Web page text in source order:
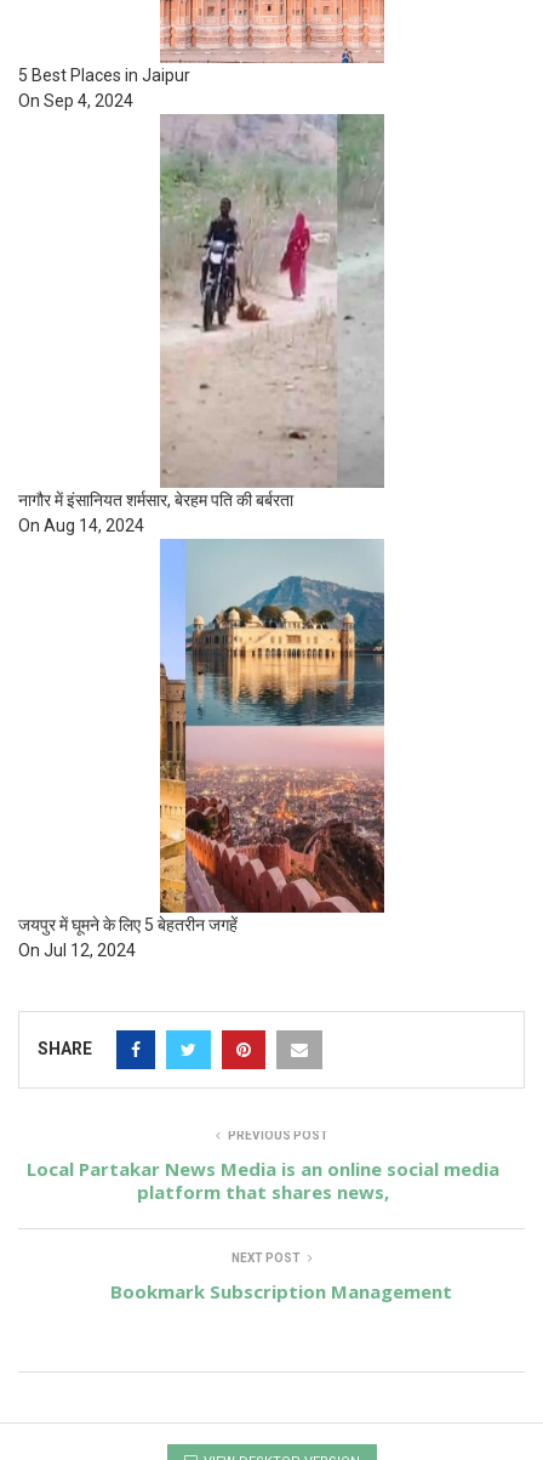
5 Best Places in Jaipur
On Sep 4, 2024
नागौर में इंसानियत शर्मसार, बेरहम पति की बर्बरता
On Aug 14, 2024
जयपुर में घूमने के लिए 5 बेहतरीन जगहें
On Jul 12, 2024
SHARE
PREVIOUS POST
Local Partakar News Media is an online social media
platform that shares news,
NEXT POST
Bookmark Subscription Management